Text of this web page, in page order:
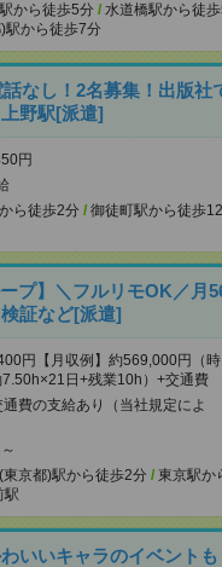
から徒歩5分 / 水道橋駅から徒
駅から徒歩7分
話なし！2名募集！出版社
野駅[派遣]
円
ら徒歩2分 / 御徒町駅から徒歩12
ープ】＼フルリモOK／月
証など[派遣]
円【月収例】約569,000円（時
日+残業10h）+交通費
通費の支給あり（当社規定によ
東京都)駅から徒歩2分 / 東京駅か
駅
いいキャラのイベント